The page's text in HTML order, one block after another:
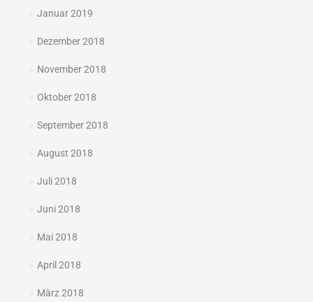
Januar 2019
Dezember 2018
November 2018
Oktober 2018
September 2018
August 2018
Juli 2018
Juni 2018
Mai 2018
April 2018
März 2018